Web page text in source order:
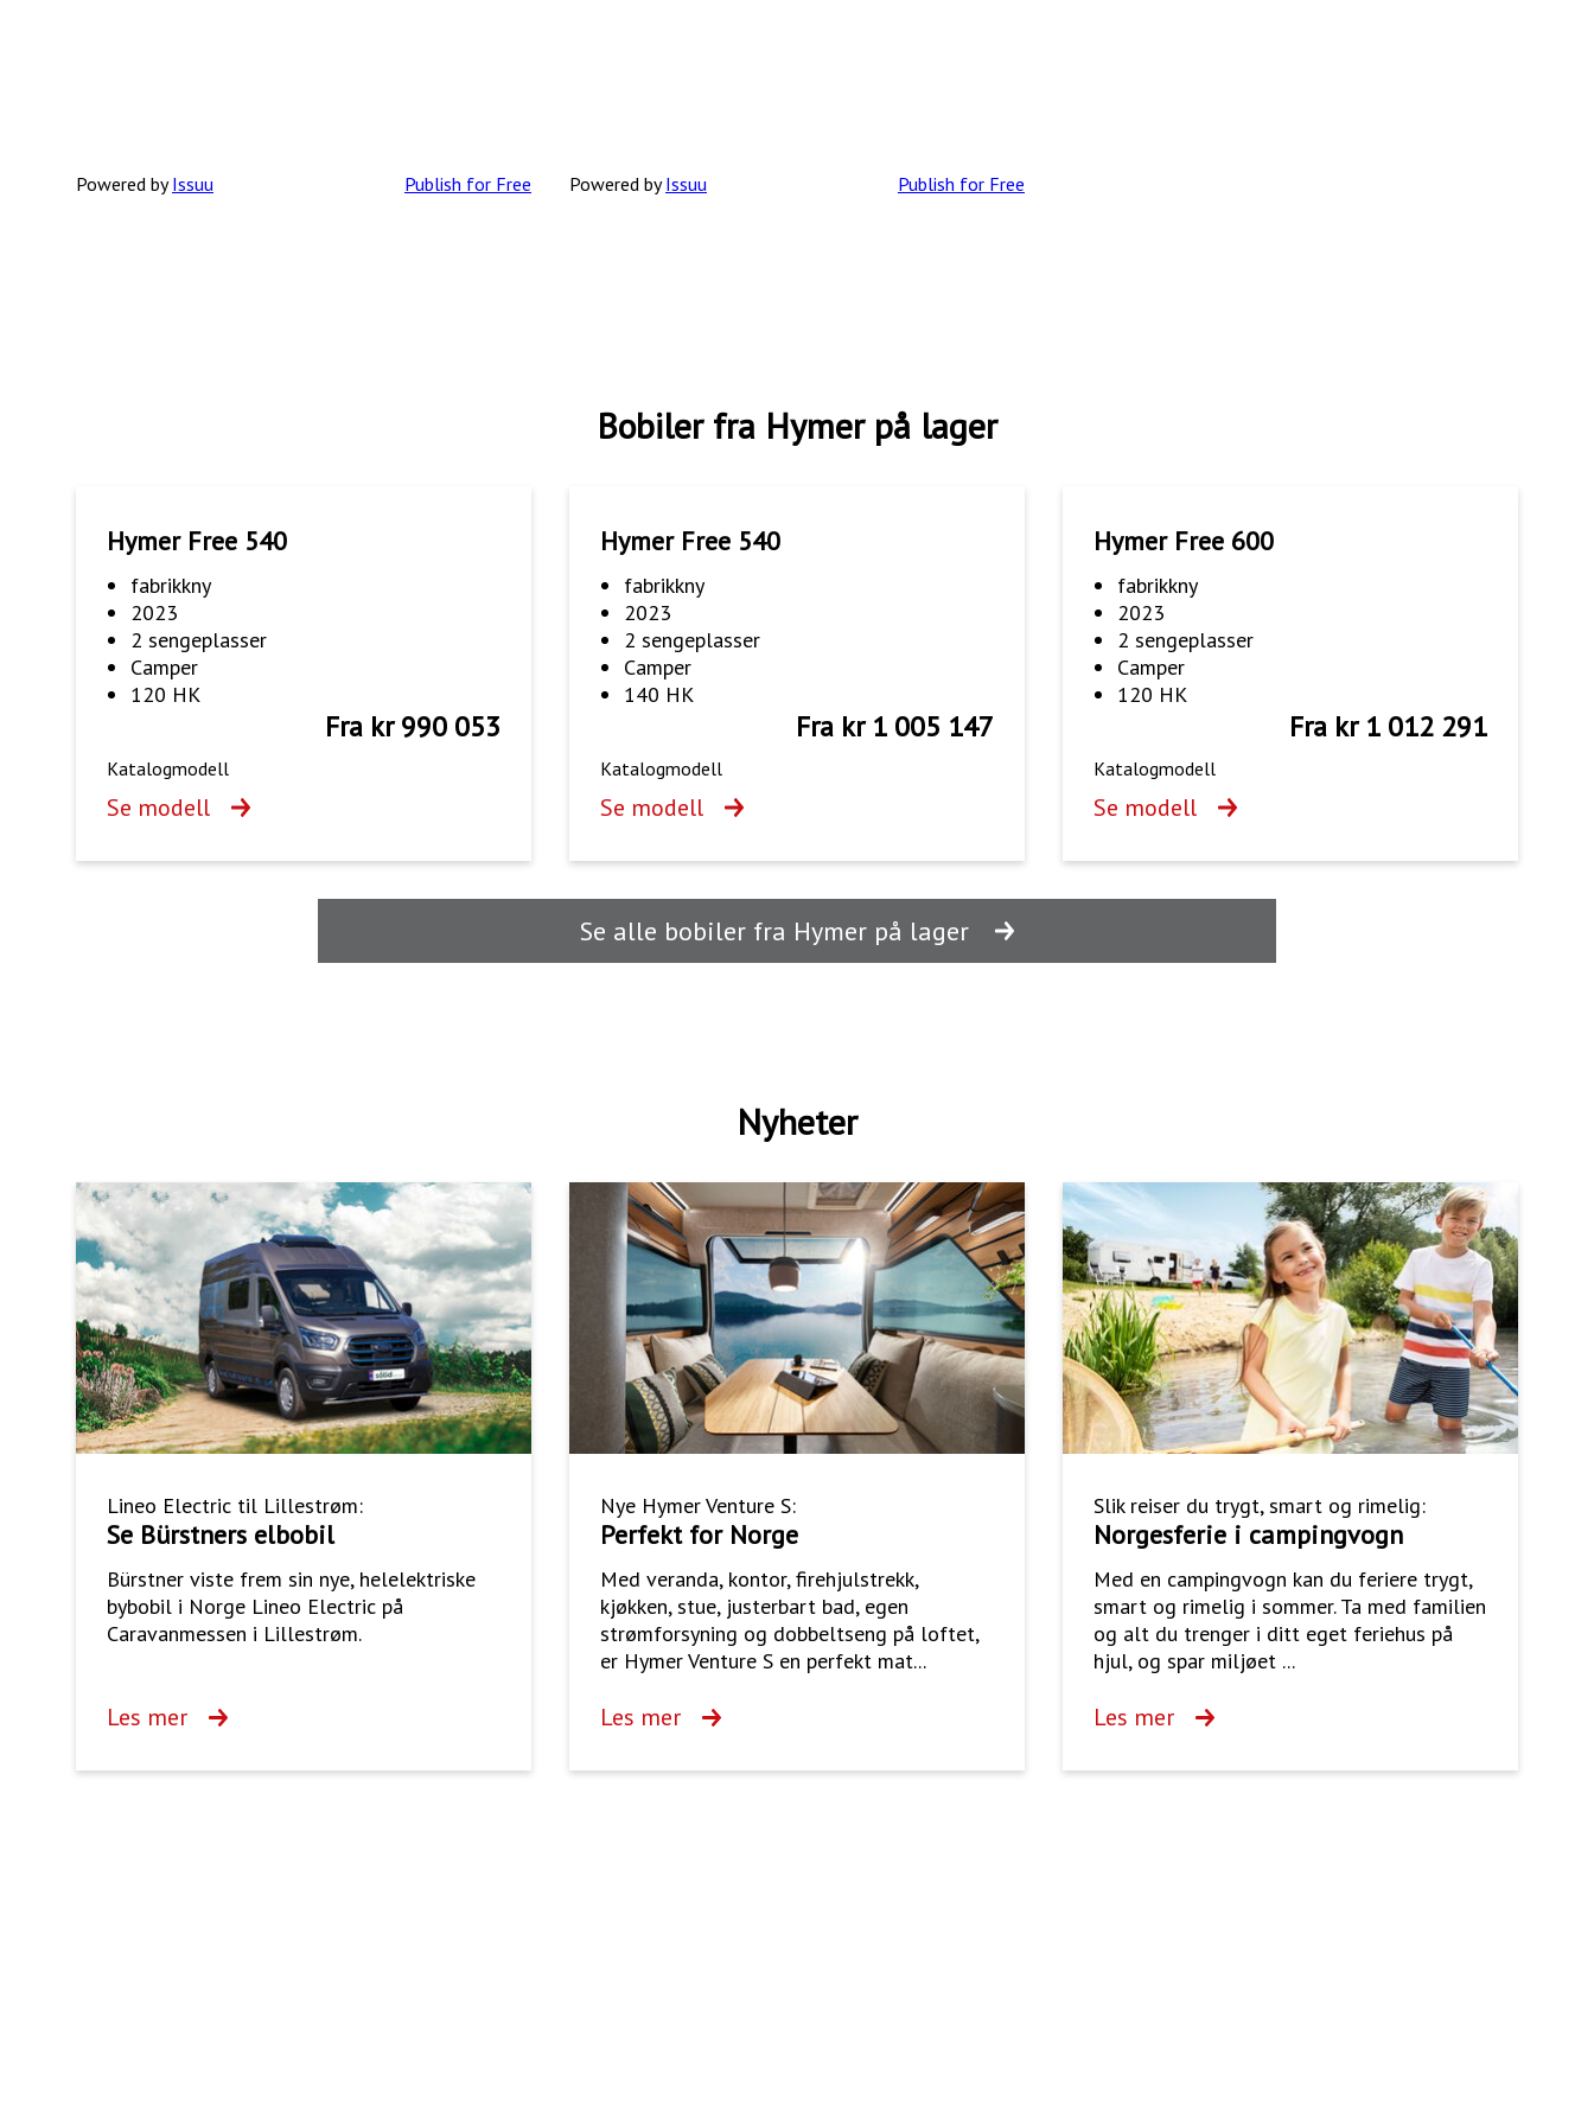
Powered byIssuu Publish for Free Powered byIssuu Publish for Free
Bobiler fra Hymer på lager
Hymer Free 540
fabrikkny
2023
2 sengeplasser
Camper
120 HK
Fra kr 990 053
Katalogmodell
Se modell
Hymer Free 540
fabrikkny
2023
2 sengeplasser
Camper
140 HK
Fra kr 1 005 147
Katalogmodell
Se modell
Hymer Free 600
fabrikkny
2023
2 sengeplasser
Camper
120 HK
Fra kr 1 012 291
Katalogmodell
Se modell
Se alle bobiler fra Hymer på lager
Nyheter
Lineo Electric til Lillestrøm:
Se Bürstners elbobil
Bürstner viste frem sin nye, helelektriske
bybobil i Norge Lineo Electric på
Caravanmessen i Lillestrøm.
Les mer
Nye Hymer Venture S:
Perfekt for Norge
Med veranda, kontor, firehjulstrekk,
kjøkken, stue, justerbart bad, egen
strømforsyning og dobbeltseng på loftet,
er Hymer Venture S en perfekt mat...
Les mer
Slik reiser du trygt, smart og rimelig:
Norgesferie i campingvogn
Med en campingvogn kan du feriere trygt,
smart og rimelig i sommer. Ta med familien
og alt du trenger i ditt eget feriehus på
hjul, og spar miljøet ...
Les mer